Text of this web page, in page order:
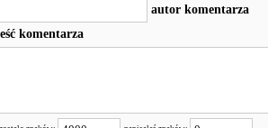
autor komentarza
komentarza